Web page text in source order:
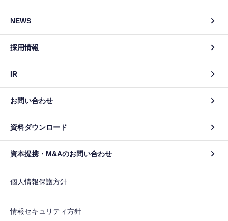
NEWS
採用情報
IR
お問い合わせ
資料ダウンロード
資本提携・M&Aのお問い合わせ
個人情報保護方針
情報セキュリティ方針